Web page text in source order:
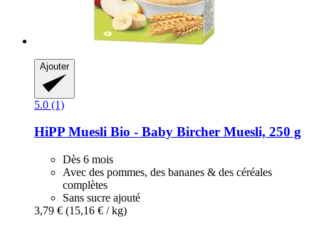
Ajouter
5.0 (1)
HiPP Muesli Bio -​ Baby Bircher Muesli, 250 g
Dès 6 mois
Avec des pommes, des bananes & des céréales
complètes
Sans sucre ajouté
3,79 € (15,16 € / kg)